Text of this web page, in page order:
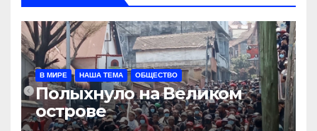
В МИРЕ НАША ТЕМА ОБЩЕСТВО
Полыхнуло на Великом
острове